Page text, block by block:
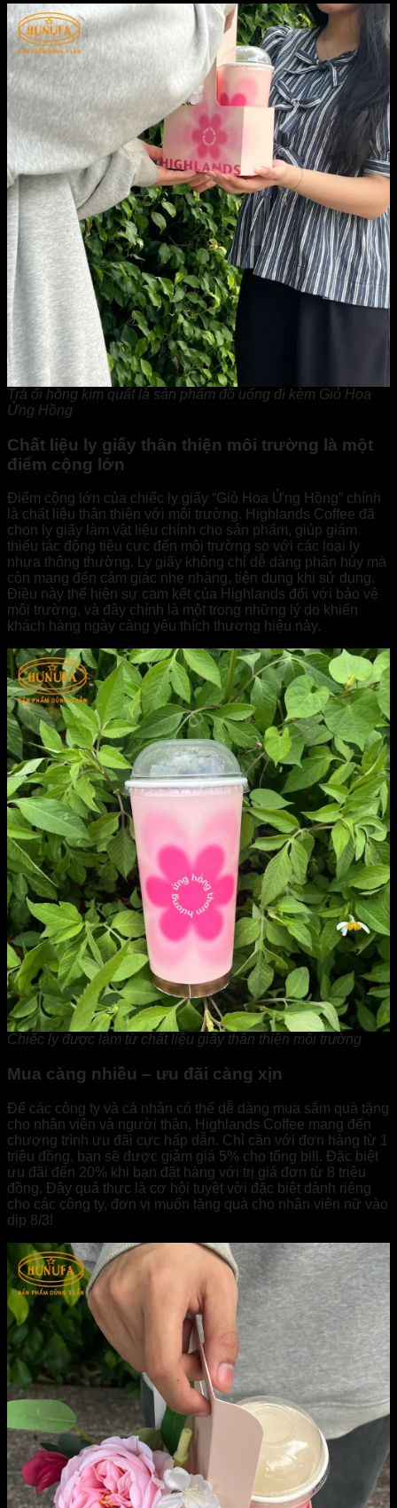
Trà ổi hồng kim quất là sản phẩm đồ uống đi kèm Giỏ Hoa
Ửng Hồng
Chất liệu ly giấy thân thiện môi trường là một
điểm cộng lớn
Điểm cộng lớn của chiếc ly giấy “Giỏ Hoa Ửng Hồng” chính
là chất liệu thân thiện với môi trường. Highlands Coffee đã
chọn ly giấy làm vật liệu chính cho sản phẩm, giúp giảm
thiểu tác động tiêu cực đến môi trường so với các loại ly
nhựa thông thường. Ly giấy không chỉ dễ dàng phân hủy mà
còn mang đến cảm giác nhẹ nhàng, tiện dụng khi sử dụng.
Điều này thể hiện sự cam kết của Highlands đối với bảo vệ
môi trường, và đây chính là một trong những lý do khiến
khách hàng ngày càng yêu thích thương hiệu này.
Chiếc ly được làm từ chất liệu giấy thân thiện môi trường
Mua càng nhiều – ưu đãi càng xịn
Để các công ty và cá nhân có thể dễ dàng mua sắm quà tặng
cho nhân viên và người thân, Highlands Coffee mang đến
chương trình ưu đãi cực hấp dẫn. Chỉ cần với đơn hàng từ 1
triệu đồng, bạn sẽ được giảm giá 5% cho tổng bill. Đặc biệt
ưu đãi đến 20% khi bạn đặt hàng với trị giá đơn từ 8 triệu
đồng. Đây quả thực là cơ hội tuyệt vời đặc biệt dành riêng
cho các công ty, đơn vị muốn tặng quà cho nhân viên nữ vào
dịp 8/3!